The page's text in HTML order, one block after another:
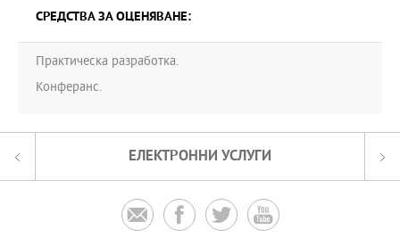
СРЕДСТВА ЗА ОЦЕНЯВАНЕ:
Практическа разработка.
Конферанс.
ЕЛЕКТРОННИ УСЛУГИ
   